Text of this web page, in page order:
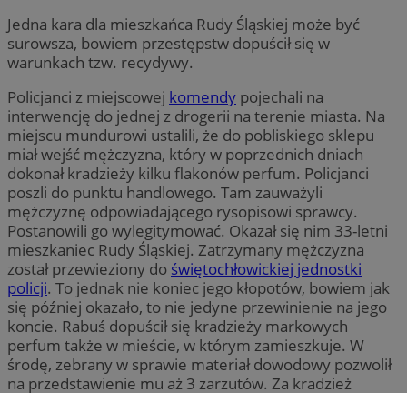
Jedna kara dla mieszkańca Rudy Śląskiej może być
surowsza, bowiem przestępstw dopuścił się w
warunkach tzw. recydywy.
Policjanci z miejscowej komendy pojechali na
interwencję do jednej z drogerii na terenie miasta. Na
miejscu mundurowi ustalili, że do pobliskiego sklepu
miał wejść mężczyzna, który w poprzednich dniach
dokonał kradzieży kilku flakonów perfum. Policjanci
poszli do punktu handlowego. Tam zauważyli
mężczyznę odpowiadającego rysopisowi sprawcy.
Postanowili go wylegitymować. Okazał się nim 33-letni
mieszkaniec Rudy Śląskiej. Zatrzymany mężczyzna
został przewieziony do świętochłowickiej jednostki
policji. To jednak nie koniec jego kłopotów, bowiem jak
się później okazało, to nie jedyne przewinienie na jego
koncie. Rabuś dopuścił się kradzieży markowych
perfum także w mieście, w którym zamieszkuje. W
środę, zebrany w sprawie materiał dowodowy pozwolił
na przedstawienie mu aż 3 zarzutów. Za kradzież